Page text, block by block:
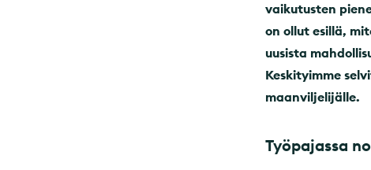
vaikutusten
on ollut esillä,
uusista
Keskityimme
maanviljelijälle.
Työpajassa